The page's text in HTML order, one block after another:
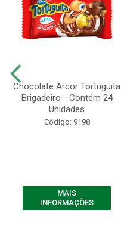
Chocolate Arcor Tortuguita
Brigadeiro - Contém 24
Unidades
Código: 9198
MAIS
INFORMAÇÕES